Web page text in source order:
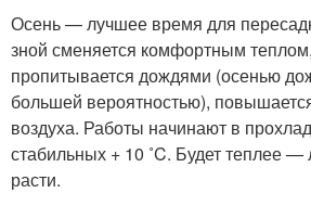
Осень — лучшее время для
зной сменяется комфортным
пропитывается дождями (осенью
большей вероятностью),
воздуха. Работы начинают в
стабильных + 10 ˚C. Будет теплее —
расти.